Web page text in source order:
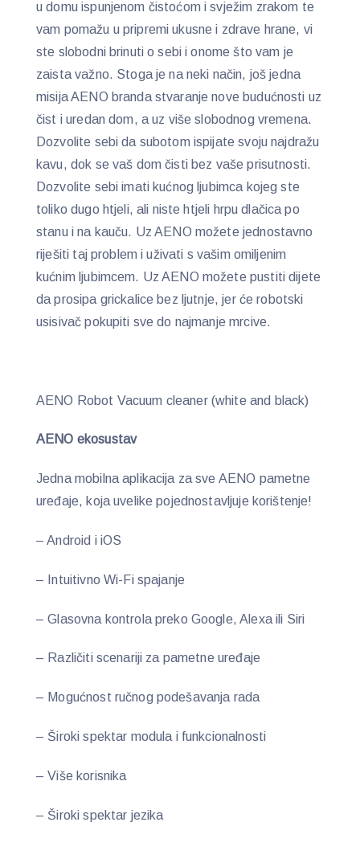
u domu ispunjenom čistoćom i svježim zrakom te
vam pomažu u pripremi ukusne i zdrave hrane, vi
ste slobodni brinuti o sebi i onome što vam je
zaista važno. Stoga je na neki način, još jedna
misija AENO branda stvaranje nove budućnosti uz
čist i uredan dom, a uz više slobodnog vremena.
Dozvolite sebi da subotom ispijate svoju najdražu
kavu, dok se vaš dom čisti bez vaše prisutnosti.
Dozvolite sebi imati kućnog ljubimca kojeg ste
toliko dugo htjeli, ali niste htjeli hrpu dlačica po
stanu i na kauču. Uz AENO možete jednostavno
riješiti taj problem i uživati s vašim omiljenim
kućnim ljubimcem. Uz AENO možete pustiti dijete
da prosipa grickalice bez ljutnje, jer će robotski
usisivač pokupiti sve do najmanje mrcive.
AENO Robot Vacuum cleaner (white and black)
AENO ekosustav
Jedna mobilna aplikacija za sve AENO pametne
uređaje, koja uvelike pojednostavljuje korištenje!
– Android i iOS
– Intuitivno Wi-Fi spajanje
– Glasovna kontrola preko Google, Alexa ili Siri
– Različiti scenariji za pametne uređaje
– Mogućnost ručnog podešavanja rada
– Široki spektar modula i funkcionalnosti
– Više korisnika
– Široki spektar jezika